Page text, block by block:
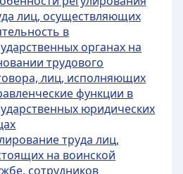
лиц, осуществляющих
в
органах на
трудового
лиц, исполняющих
функции в
юридических
труда лиц,
на воинской
сотрудников